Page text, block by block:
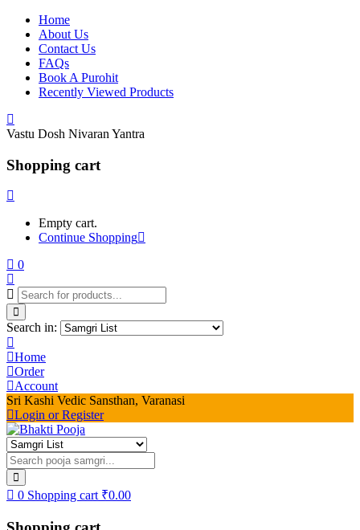
Home
About Us
Contact Us
FAQs
Book A Purohit
Recently Viewed Products
Vastu Dosh Nivaran Yantra
Shopping cart
Empty cart.
Continue Shopping
0
Search in:
Home
Order
Account
Sri Kashi Vedic Sansthan, Varanasi
Login or Register
0 Shopping cart ₹0.00